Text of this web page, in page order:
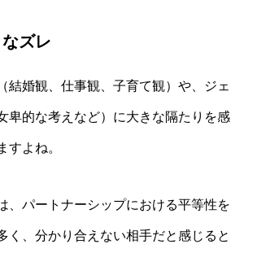
ズレ
結婚観、仕事観、子育て観）や、ジェ
卑的な考えなど）に大きな隔たりを感
すよね。
、パートナーシップにおける平等性を
く、分かり合えない相手だと感じると